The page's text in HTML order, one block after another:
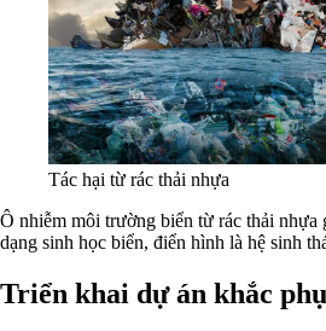
Tác hại từ rác thải nhựa
Ô nhiễm môi trường biển từ rác thải nhựa
dạng sinh học biển, điển hình là hệ sinh
Triển khai dự án khắc